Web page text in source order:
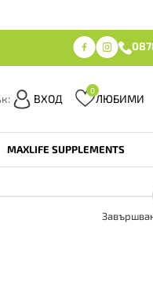
ВХОД
0
ЛЮБИМИ
MAXLIFE SUPPLEMENTS